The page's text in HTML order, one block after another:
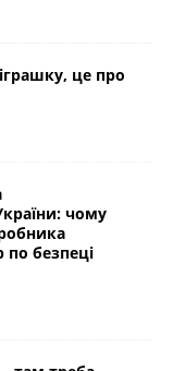
це про
чому
по безпеці